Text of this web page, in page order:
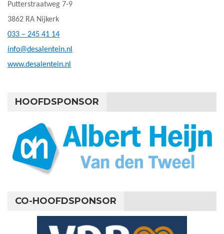
Putterstraatweg 7-9
3862 RA Nijkerk
033 – 245 41 14
info@desalentein.nl
www.desalentein.nl
HOOFDSPONSOR
CO-HOOFDSPONSOR